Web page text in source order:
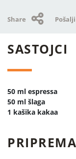
Share
SASTOJCI
50 ml espressa
50 ml šlaga
1 kašika kakaa
PRIPREMA